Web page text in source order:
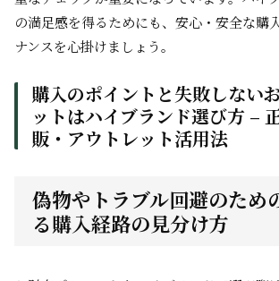
の満足感を得るためにも、安心・安全な購
ナンスを心掛けましょう。
購入のポイントと失敗しない
ットはハイブランド選び方 –
販・アウトレット活用法
偽物やトラブル回避のため
る購入経路の見分け方